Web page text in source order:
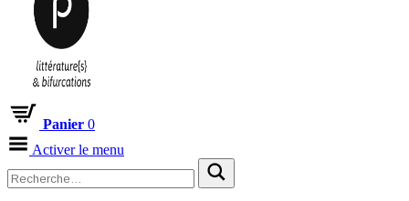
Panier 0
Activer le menu